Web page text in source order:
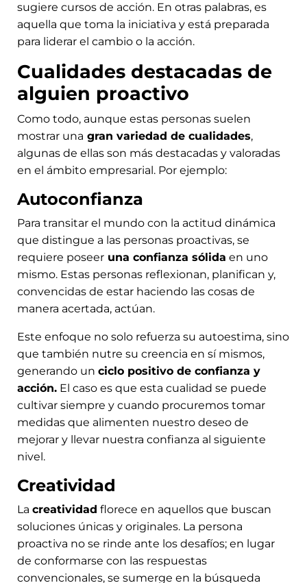
sugiere cursos de acción. En otras palabras, es
aquella que toma la iniciativa y está preparada
para liderar el cambio o la acción.
Cualidades destacadas de
alguien proactivo
Como todo, aunque estas personas suelen
mostrar una gran variedad de cualidades,
algunas de ellas son más destacadas y valoradas
en el ámbito empresarial. Por ejemplo:
Autoconfianza
Para transitar el mundo con la actitud dinámica
que distingue a las personas proactivas, se
requiere poseer una confianza sólida en uno
mismo. Estas personas reflexionan, planifican y,
convencidas de estar haciendo las cosas de
manera acertada, actúan.
Este enfoque no solo refuerza su autoestima, sino
que también nutre su creencia en sí mismos,
generando un ciclo positivo de confianza y
acción. El caso es que esta cualidad se puede
cultivar siempre y cuando procuremos tomar
medidas que alimenten nuestro deseo de
mejorar y llevar nuestra confianza al siguiente
nivel.
Creatividad
La creatividad florece en aquellos que buscan
soluciones únicas y originales. La persona
proactiva no se rinde ante los desafíos; en lugar
de conformarse con las respuestas
convencionales, se sumerge en la búsqueda